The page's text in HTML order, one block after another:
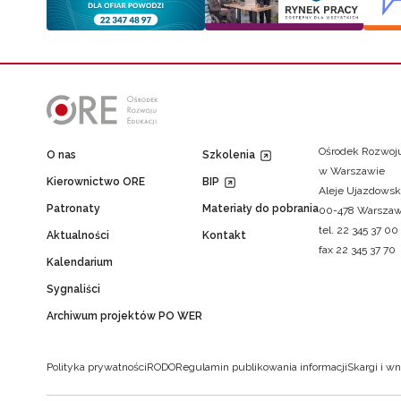
O nas
Kierownictwo ORE
Patronaty
Aktualności
Kalendarium
Sygnaliści
Archiwum projektów PO WER
Szkolenia
BIP
Materiały do pobrania
Kontakt
Ośrodek
w Warszawie
Aleje
00-478
tel. 22 345 37 00
fax 22 345 37 70
Polityka prywatnościRODORegulamin publikowania informacjiSkargi i